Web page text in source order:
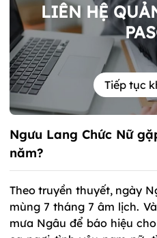
LIÊN HỆ
Tiếp tục
Ngưu Lang Chức Nữ
năm?
Theo truyền thuyết, ngày
mùng 7 tháng 7 âm lịch.
mưa Ngâu để báo hiệu